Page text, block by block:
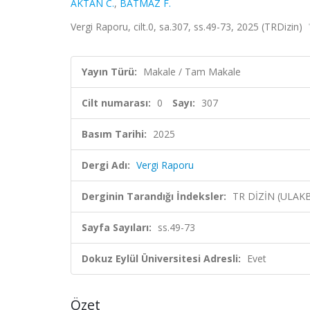
AKTAN C., BATMAZ F.
Vergi Raporu, cilt.0, sa.307, ss.49-73, 2025 (TRDizin)
Yayın Türü: Makale / Tam Makale
Cilt numarası: 0 Sayı: 307
Basım Tarihi: 2025
Dergi Adı: Vergi Raporu
Derginin Tarandığı İndeksler: TR DİZİN
Sayfa Sayıları: ss.49-73
Dokuz Eylül Üniversitesi Adresli: Evet
Özet